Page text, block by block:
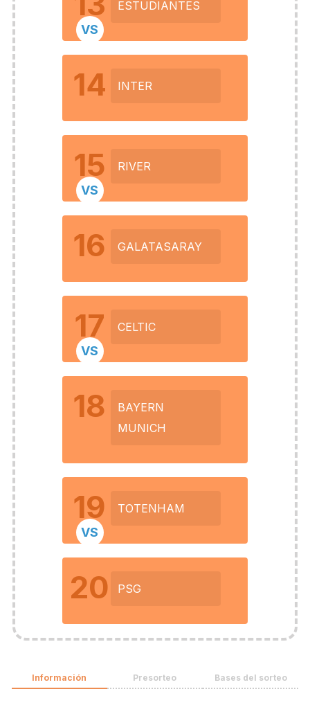
ESTUDIANTES
VS
14 INTER
15 RIVER
VS
16 GALATASARAY
17 CELTIC
VS
18
BAYERN
MUNICH
19 TOTENHAM
VS
20 PSG
Información Presorteo Bases del sorteo